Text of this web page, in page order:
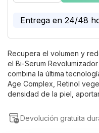
the
galleryEntrega en 24/48
Recupera el volumen y
el Bi-Serum
combina la última
Age Complex, Retinol
densidad de la piel,
Devolución gratuita